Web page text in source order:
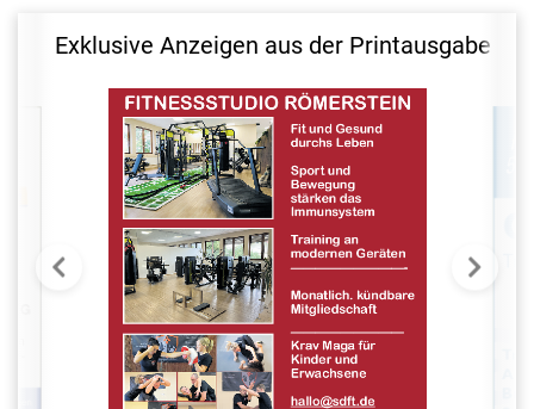
Exklusive Anzeigen aus der Printausgabe